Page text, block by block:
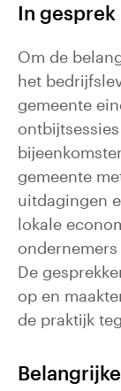
In
Om de
het
gemeente
gemeente
uitdagingen
lokale
De
op en
de praktijk